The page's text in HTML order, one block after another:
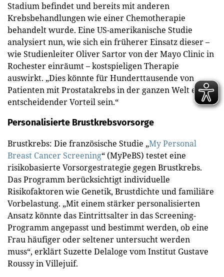
Stadium befindet und bereits mit anderen
Krebsbehandlungen wie einer Chemotherapie
behandelt wurde. Eine US-amerikanische Studie
analysiert nun, wie sich ein früherer Einsatz dieser –
wie Studienleiter Oliver Sartor von der Mayo Clinic in
Rochester einräumt – kostspieligen Therapie
auswirkt. „Dies könnte für Hunderttausende von
Patienten mit Prostatakrebs in der ganzen Welt ein
entscheidender Vorteil sein.“
Personalisierte Brustkrebsvorsorge
Brustkrebs: Die französische Studie „My Personal
Breast Cancer Screening“ (MyPeBS) testet eine
risikobasierte Vorsorgestrategie gegen Brustkrebs.
Das Programm berücksichtigt individuelle
Risikofaktoren wie Genetik, Brustdichte und familiäre
Vorbelastung. „Mit einem stärker personalisierten
Ansatz könnte das Eintrittsalter in das Screening-
Programm angepasst und bestimmt werden, ob eine
Frau häufiger oder seltener untersucht werden
muss“, erklärt Suzette Delaloge vom Institut Gustave
Roussy in Villejuif.